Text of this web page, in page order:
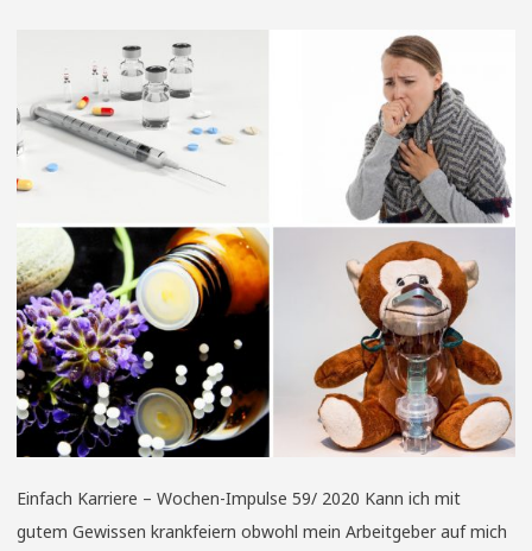
Einfach Karriere – Wochen-Impulse 59/ 2020 Kann ich mit
gutem Gewissen krankfeiern obwohl mein Arbeitgeber auf mich